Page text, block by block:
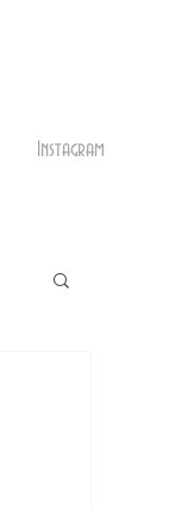
Instagram